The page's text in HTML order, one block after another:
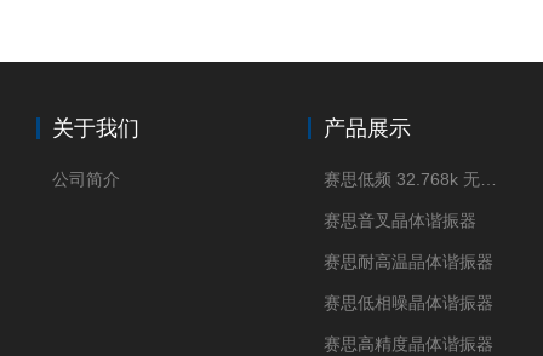
关于我们
公司简介
产品展示
赛思音叉晶体谐振器
赛思耐高温晶体谐振器
赛思低相噪晶体谐振器
赛思高精度晶体谐振器